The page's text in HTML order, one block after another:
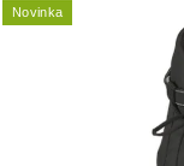
Novinka